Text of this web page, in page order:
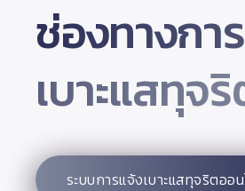
ช่องทางกา
เบาะแสทุจ
ระบบการแจ้งเบาะแสทุจริตออ